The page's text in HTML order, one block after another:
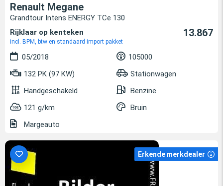
Renault Megane
Grandtour Intens ENERGY TCe 130
Rijklaar op kenteken
incl. BPM, btw en standaard import pakket
13.867
05/2018
105000
132 PK (97 KW)
Stationwagen
Handgeschakeld
Benzine
121 g/km
Bruin
Margeauto
Erkende merkdealer